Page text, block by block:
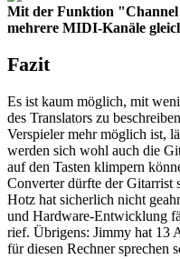
Mit der Funktion "Channel
mehrere MIDI-Kanäle
Fazit
Es ist kaum möglich, mit
des Translators zu
Verspieler mehr möglich ist,
werden sich wohl auch die
auf den Tasten klimpern
Converter dürfte der Gitarrist
Hotz hat sicherlich nicht
und Hardware-Entwicklung
rief. Übrigens: Jimmy hat 13
für diesen Rechner sprechen